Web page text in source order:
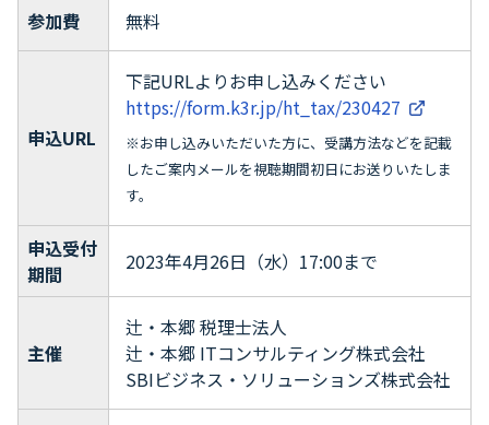
参加費 無料
申込URL
下記URLよりお申し込みください
https://form.k3r.jp/ht_tax/230427
※お申し込みいただいた方に、受講方法などを記載
したご案内メールを視聴期間初日にお送りいたしま
す。
申込受付
期間
2023年4月26日（水）17:00まで
主催
辻・本郷 税理士法人
辻・本郷 ITコンサルティング株式会社
SBIビジネス・ソリューションズ株式会社